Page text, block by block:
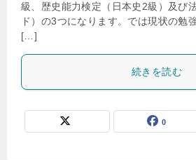
級、歴史能力検定（日本史2級）及び
ド）の3つになります。では現状の勉
[…]
続きを読む
0